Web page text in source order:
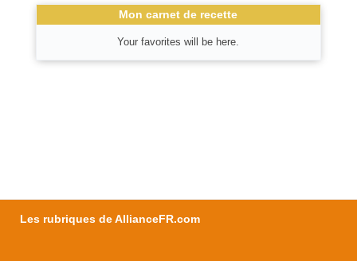
Mon carnet de recette
Your favorites will be here.
Les rubriques de AllianceFR.com